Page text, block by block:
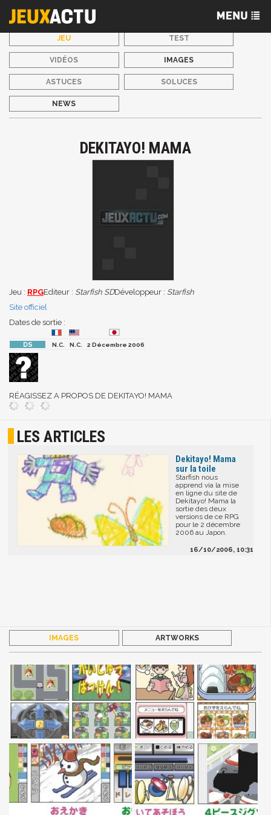
JEU TEST
VIDÉOS IMAGES
ASTUCES SOLUCES
NEWS
DEKITAYO! MAMA
Jeu : RPGEditeur : Starfish SDDéveloppeur : Starfish
Site officiel
Dates de sortie :
N.C. N.C. 2 Décembre 2006
RÉAGISSEZ A PROPOS DE DEKITAYO! MAMA
LES ARTICLES
Dekitayo! Mama
sur la toile
Starfish nous
apprend via la mise
en ligne du site de
Dekitayo! Mama la
sortie des deux
versions de ce RPG
pour le 2 décembre
2006 au Japon.
16/10/2006, 10:31
IMAGES ARTWORKS